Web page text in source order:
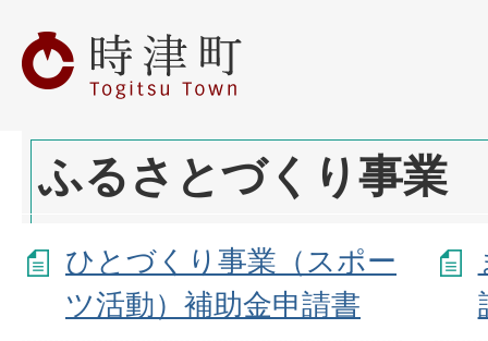
ふるさとづくり事業
ひとづくり事業（スポー
ツ活動）補助金申請書